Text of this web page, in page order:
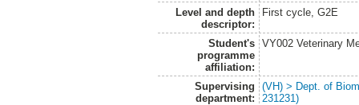
Level and depth
descriptor:
First cycle, G2E
Student's
programme
affiliation:
VY002 Veterinary
Supervising
department:
(VH) > Dept. of
231231)